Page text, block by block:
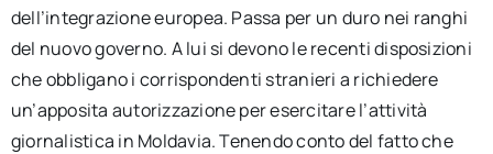
dell’integrazione europea. Passa per un duro nei ranghi
del nuovo governo. A lui si devono le recenti disposizioni
che obbligano i corrispondenti stranieri a richiedere
un’apposita autorizzazione per esercitare l’attività
giornalistica in Moldavia. Tenendo conto del fatto che